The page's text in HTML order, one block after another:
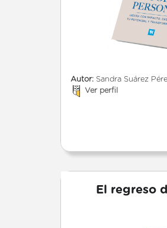
Autor: Sandra Suárez
Ver perfil
El regreso